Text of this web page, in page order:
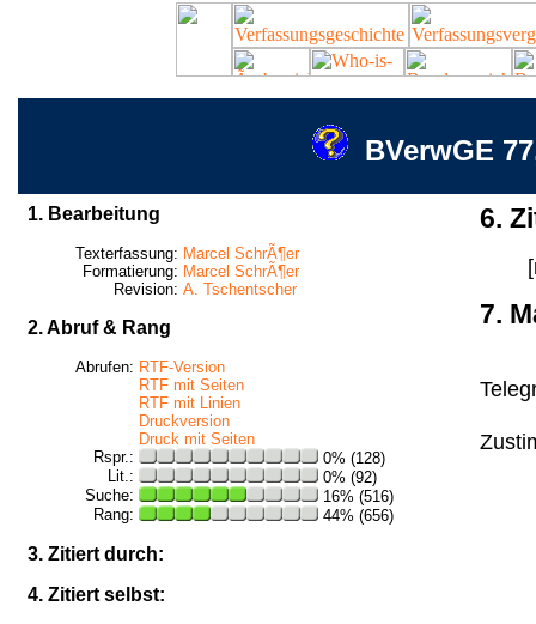
BVerwGE
1. Bearbeitung
Texterfassung: Marcel SchrÃ¶er
Formatierung: Marcel SchrÃ¶er
Revision: A. Tschentscher
2. Abruf & Rang
Abrufen: RTF-Version
RTF mit Seiten
RTF mit Linien
Druckversion
Druck mit Seiten
Rspr.:
0% (128)
Lit.:
0% (92)
Suche:
16% (516)
Rang:
44% (656)
3. Zitiert durch:
4. Zitiert selbst:
6.
7.